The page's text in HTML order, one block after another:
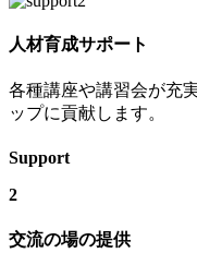
人材育成サポート
各種講座や講習会が充
ップに貢献します。
Support
2
交流の場の提供